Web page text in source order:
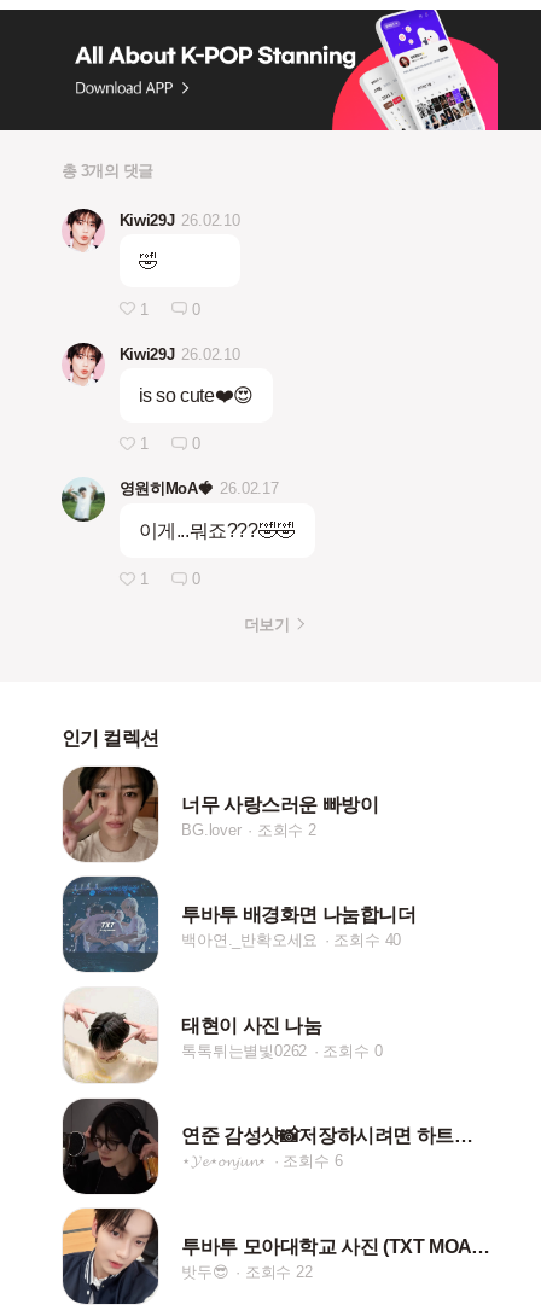
총 3개의 댓글
Kiwi29J 26.02.10
🤣
1 0
Kiwi29J 26.02.10
is so cute❤️😍
1 0
영원히MoA🍓 26.02.17
이게...뭐죠???🤣🤣
1 0
더보기
인기 컬렉션
너무 사랑스러운 빠방이
BG.lover 조회수 2
투바투 배경화면 나눔합니더
백아연._반확오세요 조회수 40
태현이 사진 나눔
톡톡튀는별빛0262 조회수 0
연준 감성샷📸저장하시려면 하트눌러주세여!!❤️
⋆𝓨𝓮⋆𝓸𝓷𝓳𝓾𝓷⋆ 조회수 6
투바투 모아대학교 사진 (TXT MOA COLLEGE)
밧두😎 조회수 22